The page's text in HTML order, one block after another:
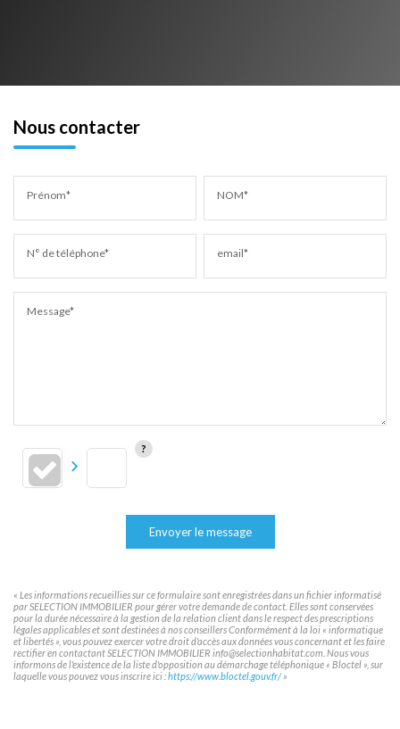
Nous contacter
Prénom* NOM*
N° de téléphone* email*
Message*
Envoyer le message
« Les informations recueillies sur ce formulaire sont enregistrées dans un fichier informatisé
par SELECTION IMMOBILIER pour gérer votre demande de contact. Elles sont conservées
pour la durée nécessaire à la gestion de la relation client dans le respect des prescriptions
légales applicables et sont destinées à nos conseillers Conformément à la loi « informatique
et libertés », vous pouvez exercer votre droit d'accès aux données vous concernant et les faire
rectifier en contactant SELECTION IMMOBILIER info@selectionhabitat.com. Nous vous
informons de l'existence de la liste d'opposition au démarchage téléphonique « Bloctel », sur
laquelle vous pouvez vous inscrire ici :https://www.bloctel.gouv.fr/»